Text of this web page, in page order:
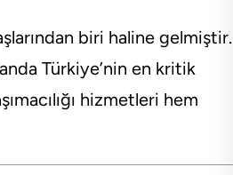
biri haline gelmiştir.
Türkiye’nin en kritik
hizmetleri hem